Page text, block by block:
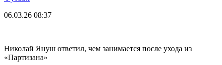
06.03.26 08:37
Николай Януш ответил, чем занимается после ухода из
«Партизана»